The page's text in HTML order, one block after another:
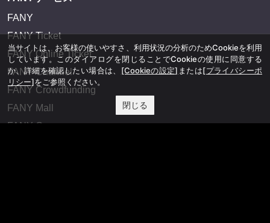
FANY
FANY Ticket
FANY Online Ticket
FANY Channel
FANY Crowdfunding
FANY Mall
FANY Commu
当サイトは、お客様の使いやすさ、利用状況の分析のためCookieを利用
しています。このダイアログを閉じることでCookieの使用に同意する
か、詳細を確認したい場合は、 [Cookieの設定] または[プライバシーポ
リシー]をご参照ください。
閉じる